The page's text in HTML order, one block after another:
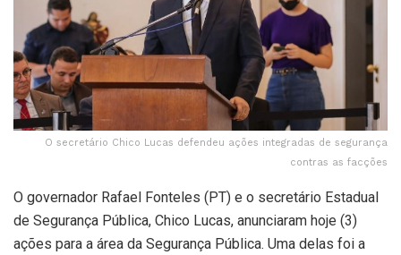
O secretário Chico Lucas defendeu ações integradas de segurança
contras as facções
O governador Rafael Fonteles (PT) e o secretário Estadual
de Segurança Pública, Chico Lucas, anunciaram hoje (3)
ações para a área da Segurança Pública. Uma delas foi a